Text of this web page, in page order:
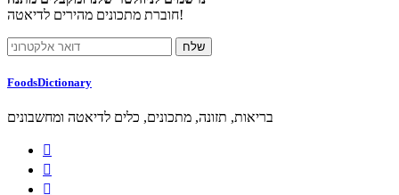
חוברת מתכונים מהירים לדיאטה!
FoodsDictionary
בריאות, תזונה, מתכונים, כלים לדיאטה ומחשבונים


